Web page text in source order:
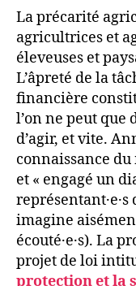
La précarité
agricultrices et
éleveuses et
L’âpreté de la
financière
l’on ne peut que
d’agir, et vite.
connaissance
et « engagé un
imagine
écouté·e·s). La
projet de loi
protection et la